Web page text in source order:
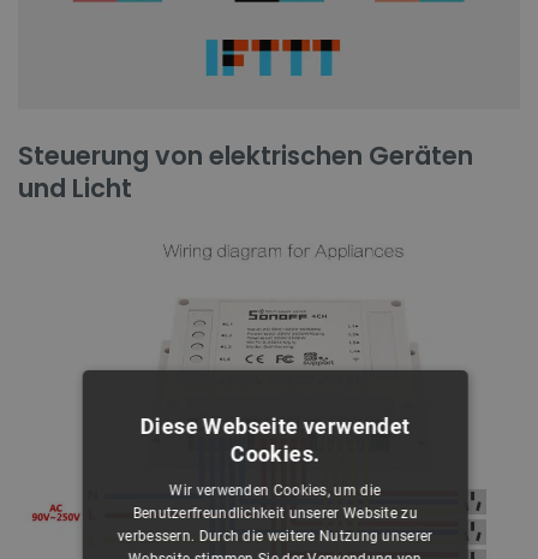
Steuerung von elektrischen Geräten
und Licht
Diese Webseite verwendet
Cookies.
Wir verwenden Cookies, um die
Benutzerfreundlichkeit unserer Website zu
verbessern. Durch die weitere Nutzung unserer